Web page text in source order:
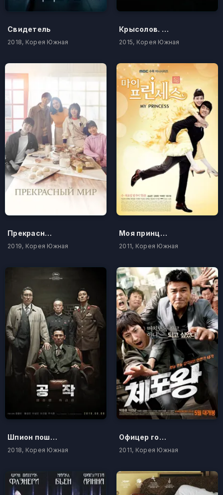
Свидетель
2018, Корея Южная
Крысолов. Древнее проклятие
2015, Корея Южная
Прекрасный мир
2019, Корея Южная
Моя принцесса
2011, Корея Южная
Шпион пошёл на Север
2018, Корея Южная
Офицер года
2011, Корея Южная